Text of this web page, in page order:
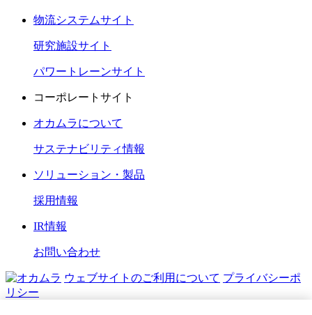
物流システムサイト
研究施設サイト
パワートレーンサイト
コーポレートサイト
オカムラについて
サステナビリティ情報
ソリューション・製品
採用情報
IR情報
お問い合わせ
ウェブサイトのご利用について プライバシーポ
リシー